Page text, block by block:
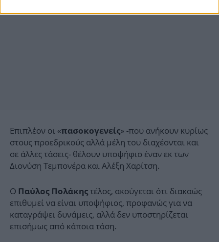
Επιπλέον οι «πασοκογενείς» -που ανήκουν κυρίως
στους προεδρικούς αλλά μέλη του διαχέονται και
σε άλλες τάσεις- θέλουν υποψήφιο έναν εκ των
Διονύση Τεμπονέρα και Αλέξη Χαρίτση.
Ο Παύλος Πολάκης τέλος, ακούγεται ότι διακαώς
επιθυμεί να είναι υποψήφιος, προφανώς για να
καταγράψει δυνάμεις, αλλά δεν υποστηρίζεται
επισήμως από κάποια τάση.